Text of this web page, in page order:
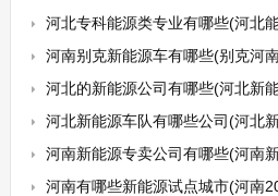
河北专科能源类专业有哪些(河北
河南别克新能源车有哪些(别克河
河北的新能源公司有哪些(河北新
河北新能源车队有哪些公司(河北
河南新能源专卖公司有哪些(河南
河南有哪些新能源试点城市(河南